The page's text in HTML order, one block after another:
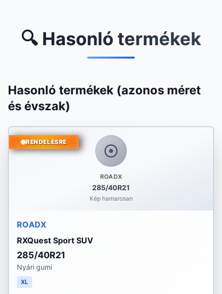
🔍 Hasonló termékek
Hasonló termékek (azonos méret
és évszak)
ROADX
285/40R21
Kép hamarosan
RENDELÉSRE
ROADX
RXQuest Sport SUV
285/40R21
Nyári gumi
XL